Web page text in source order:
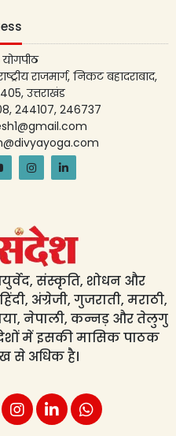
राजमार्ग, निकट बहादराबाद,
उत्तराखंड
244107, 246737
संस्कृति, शोधन और
अंग्रेजी, गुजराती, मराठी,
नेपाली, कन्नड़ और तेलुगु
में इसकी मासिक पाठक
से अधिक है।